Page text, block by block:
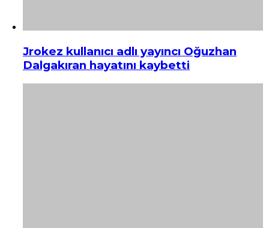
Jrokez kullanıcı adlı yayıncı Oğuzhan
Dalgakıran hayatını kaybetti